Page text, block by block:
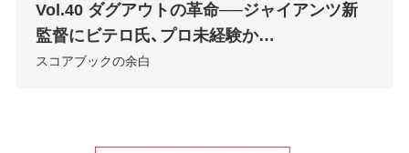
Vol.40 ダグアウトの革命──ジャイアンツ新
監督にビテロ氏、プロ未経験か…
スコアブックの余白